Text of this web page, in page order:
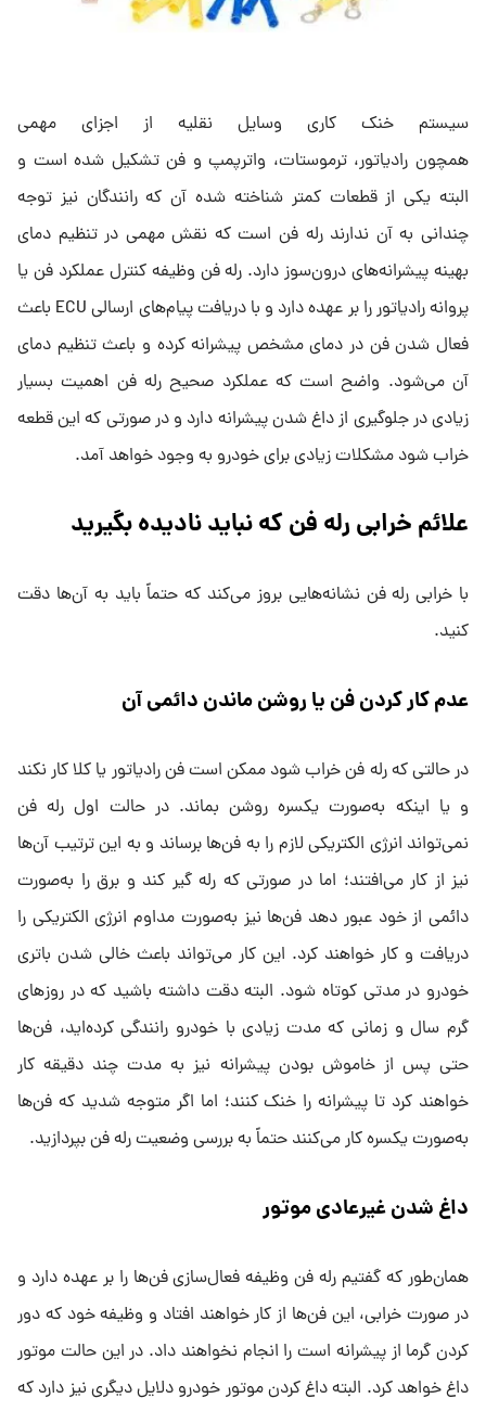
سیستم خنک کاری وسایل نقلیه از اجزای مهمی
همچون رادیاتور، ترموستات، واترپمپ و فن تشکیل شده است و
البته یکی از قطعات کمتر شناخته شده آن که رانندگان نیز توجه
چندانی به آن ندارند رله فن است که نقش مهمی در تنظیم دمای
بهینه پیشرانه‌های درون‌سوز دارد. رله فن وظیفه کنترل عملکرد فن یا
پروانه رادیاتور را بر عهده دارد و با دریافت پیام‌های ارسالی ECU باعث
فعال شدن فن در دمای مشخص پیشرانه کرده و باعث تنظیم دمای
آن می‌شود. واضح است که عملکرد صحیح رله فن اهمیت بسیار
زیادی در جلوگیری از داغ شدن پیشرانه دارد و در صورتی که این قطعه
خراب شود مشکلات زیادی برای خودرو به وجود خواهد آمد.
علائم خرابی رله فن که نباید نادیده بگیرید
با خرابی رله فن نشانه‌هایی بروز می‌کند که حتماً باید به آن‌ها دقت
کنید.
عدم کار کردن فن یا روشن ماندن دائمی آن
در حالتی که رله فن خراب شود ممکن است فن رادیاتور یا کلا کار نکند
و یا اینکه به‌صورت یکسره روشن بماند. در حالت اول رله فن
نمی‌تواند انرژی الکتریکی لازم را به فن‌ها برساند و به این ترتیب آن‌ها
نیز از کار می‌افتند؛ اما در صورتی که رله گیر کند و برق را به‌صورت
دائمی از خود عبور دهد فن‌ها نیز به‌صورت مداوم انرژی الکتریکی را
دریافت و کار خواهند کرد. این کار می‌تواند باعث خالی شدن باتری
خودرو در مدتی کوتاه شود. البته دقت داشته باشید که در روزهای
گرم سال و زمانی که مدت زیادی با خودرو رانندگی کرده‌اید، فن‌ها
حتی پس از خاموش بودن پیشرانه نیز به مدت چند دقیقه کار
خواهند کرد تا پیشرانه را خنک کنند؛ اما اگر متوجه شدید که فن‌ها
به‌صورت یکسره کار می‌کنند حتماً به بررسی وضعیت رله فن بپردازید.
داغ شدن غیرعادی موتور
همان‌طور که گفتیم رله فن وظیفه فعال‌سازی فن‌ها را بر عهده دارد و
در صورت خرابی، این فن‌ها از کار خواهند افتاد و وظیفه خود که دور
کردن گرما از پیشرانه است را انجام نخواهند داد. در این حالت موتور
داغ خواهد کرد. البته داغ کردن موتور خودرو دلایل دیگری نیز دارد که